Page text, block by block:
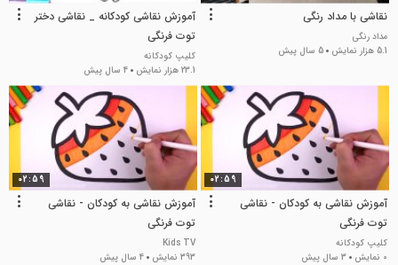
نقاشی با مداد رنگی
مداد رنگی
5.1 هزار نمایش
5 سال پیش
آموزش نقاشی کودکانه _ نقاشی دختر
توت فرنگی
کلیپ کودکانه
23.1 هزار نمایش
4 سال پیش
02:59
آموزش نقاشی به کودکان - نقاشی
توت فرنگی
کلیپ کودکانه
0 نمایش
3 سال پیش
02:59
آموزش نقاشی به کودکان - نقاشی
توت فرنگی
Kids TV
393 نمایش
4 سال پیش